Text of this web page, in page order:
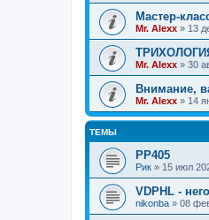
Мастер-
Mr. Alexx » 13
Mr. Alexx » 30
Внимание,
Mr. Alexx » 14
ТЕМЫ
РР405
Рик » 15 июл
VDPHL -
nikonba » 08